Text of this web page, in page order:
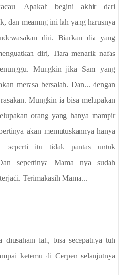
Apakah begini akhir dari
dan meamng ini lah yang harusnya
diri. Biarkan dia yang
diri, Tiara menarik nafas
Mungkin jika Sam yang
merasa bersalah. Dan... dengan
Mungkin ia bisa melupakan
orang yang hanya mampir
akan memutuskannya hanya
seperti itu tidak pantas untuk
sepertinya Mama nya sudah
Terimakasih Mama...
lah, bisa secepatnya tuh
ketemu di Cerpen selanjutnya